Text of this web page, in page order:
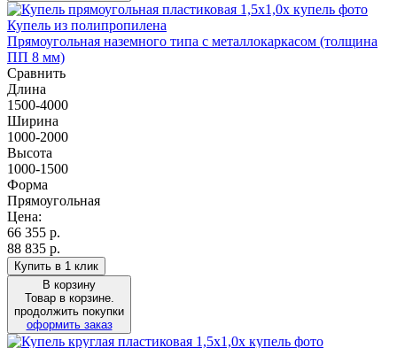
Купель из полипропилена
Прямоугольная наземного типа с металлокаркасом (толщина
ПП 8 мм)
Сравнить
Длина
1500-4000
Ширина
1000-2000
Высота
1000-1500
Форма
Прямоугольная
Цена:
66 355 р.
88 835 р.
Купить в 1 клик
В корзину
Товар в корзине.
продолжить покупки
оформить заказ